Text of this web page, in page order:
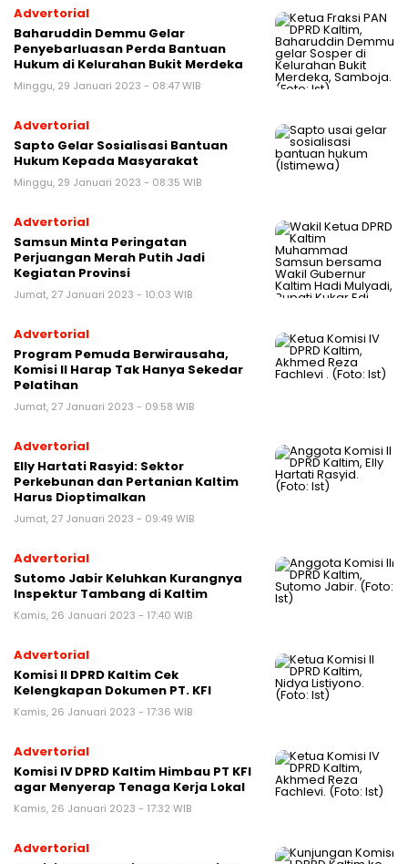
Advertorial
Baharuddin Demmu Gelar
Penyebarluasan Perda Bantuan
Hukum di Kelurahan Bukit Merdeka
Minggu, 29 Januari 2023 - 08:47 WIB
Advertorial
Sapto Gelar Sosialisasi Bantuan
Hukum Kepada Masyarakat
Minggu, 29 Januari 2023 - 08:35 WIB
Advertorial
Samsun Minta Peringatan
Perjuangan Merah Putih Jadi
Kegiatan Provinsi
Jumat, 27 Januari 2023 - 10:03 WIB
Advertorial
Program Pemuda Berwirausaha,
Komisi II Harap Tak Hanya Sekedar
Pelatihan
Jumat, 27 Januari 2023 - 09:58 WIB
Advertorial
Elly Hartati Rasyid: Sektor
Perkebunan dan Pertanian Kaltim
Harus Dioptimalkan
Jumat, 27 Januari 2023 - 09:49 WIB
Advertorial
Sutomo Jabir Keluhkan Kurangnya
Inspektur Tambang di Kaltim
Kamis, 26 Januari 2023 - 17:40 WIB
Advertorial
Komisi II DPRD Kaltim Cek
Kelengkapan Dokumen PT. KFI
Kamis, 26 Januari 2023 - 17:36 WIB
Advertorial
Komisi IV DPRD Kaltim Himbau PT KFI
agar Menyerap Tenaga Kerja Lokal
Kamis, 26 Januari 2023 - 17:32 WIB
Advertorial